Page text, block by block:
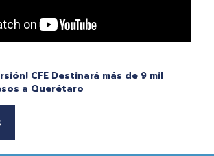
CFE Destinará más de 9 mil
a Querétaro